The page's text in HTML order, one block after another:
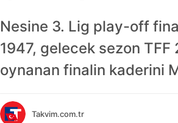
Nesine 3. Lig play-off
1947, gelecek sezon TFF
oynanan finalin kaderini
Takvim.com.tr